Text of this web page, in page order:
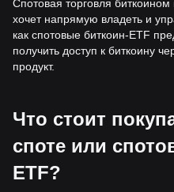
Спотовая торговля
хочет напрямую владеть и
как спотовые биткоин-ETF
получить доступ к биткоину
продукт.
Что стоит
споте или
ETF?